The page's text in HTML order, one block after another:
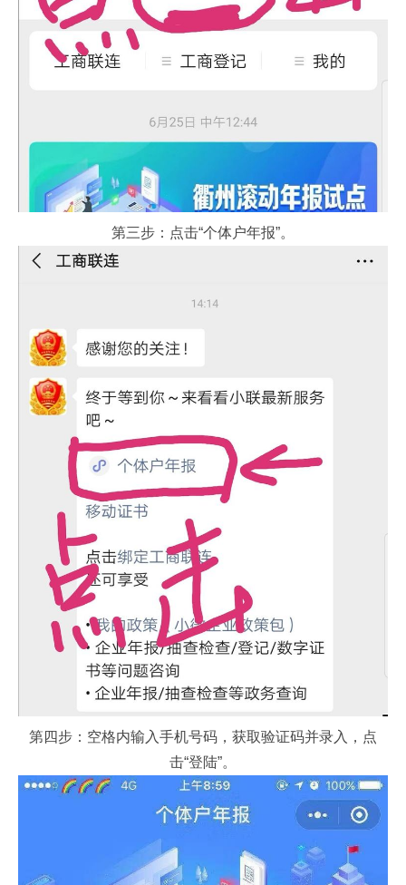
第三步：点击“个体户年报”。
第四步：空格内输入手机号码，获取验证码并录入，点
击“登陆”。